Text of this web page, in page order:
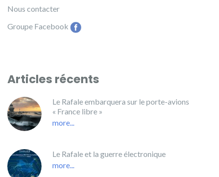
Nous contacter
Groupe Facebook
Articles récents
Le Rafale embarquera sur le porte-avions
« France libre »
more...
Le Rafale et la guerre électronique
more...